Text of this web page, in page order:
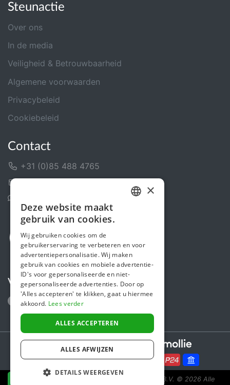
Steunactie
Over ons
In de media
Veiligheid & Betrouwbaarheid
Algemene voorwaarden
Privacybeleid
Cookiebeleid
Contact
+31 (0)85 488 4765
Volg ons
Secure payments powered by
Steunactie is een initiatief van Sponsor Europe B.V. © 2026 Alle
ENGLISH
×
Deze website maakt
gebruik van cookies.
Wij gebruiken cookies om de
gebruikerservaring te verbeteren en voor
advertentiepersonalisatie. Wij maken
gebruik van cookies en mobiele advertentie-
ID's voor gepersonaliseerde en niet-
gepersonaliseerde advertenties. Door op
'Alles accepteren' te klikken, gaat u hiermee
akkoord. Lees verder
ALLES ACCEPTEREN
ALLES AFWIJZEN
DETAILS WEERGEVEN